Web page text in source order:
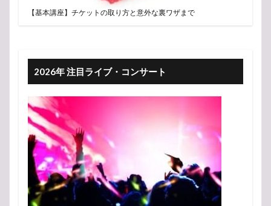
【基本講座】チケットの取り方と意外な裏ワザまで
2026年 注目ライブ・コンサート